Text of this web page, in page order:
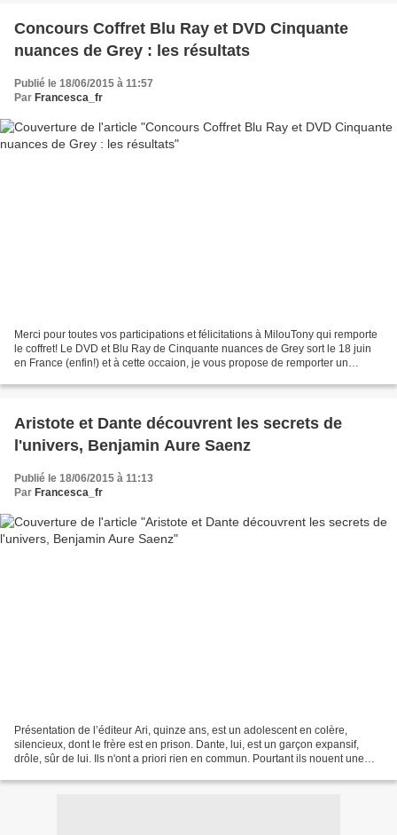
Concours Coffret Blu Ray et DVD Cinquante
nuances de Grey : les résultats
Publié le 18/06/2015 à 11:57
Par Francesca_fr
Merci pour toutes vos participations et félicitations à MilouTony qui remporte
le coffret! Le DVD et Blu Ray de Cinquante nuances de Grey sort le 18 juin
en France (enfin!) et à cette occaion, je vous propose de remporter un
Aristote et Dante découvrent les secrets de
l'univers, Benjamin Aure Saenz
Publié le 18/06/2015 à 11:13
Par Francesca_fr
Présentation de l’éditeur Ari, quinze ans, est un adolescent en colère,
silencieux, dont le frère est en prison. Dante, lui, est un garçon expansif,
drôle, sûr de lui. Ils n'ont a priori rien en commun. Pourtant ils nouent une